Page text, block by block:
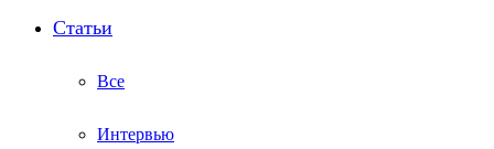
Статьи
Все
Интервью